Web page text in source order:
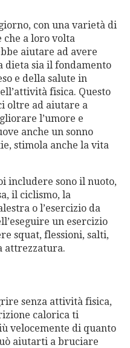
con una varietà di
a loro volta
aiutare ad avere
dieta sia il fondamento
e della salute in
fisica. Questo
oltre ad aiutare a
l’umore e
anche un sonno
stimola anche la vita
includere sono il nuoto,
il ciclismo, la
o l’esercizio da
un esercizio
squat, flessioni, salti,
attrezzatura.
senza attività fisica,
calorica ti
velocemente di quanto
aiutarti a bruciare